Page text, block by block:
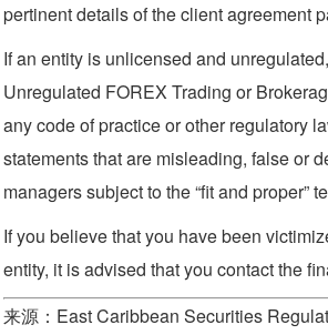
pertinent details of the client agreement
If an entity is unlicensed and
Unregulated FOREX Trading or
any code of practice or other regulatory
statements that are misleading, false or
managers subject to the “fit and proper”
If you believe that you have been
entity, it is advised that you contact the
来源： East Caribbean Securities